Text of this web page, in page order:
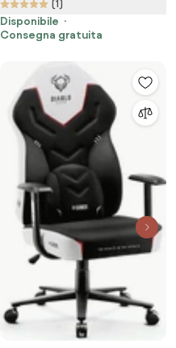
(1)
Disponibile
Consegna gratuita